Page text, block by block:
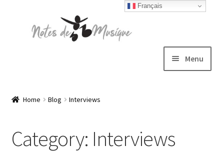
Menu
Hats
Home Blog Interviews
Category: Interviews
Français